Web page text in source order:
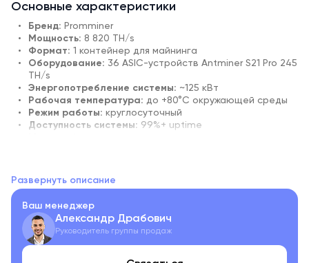
Основные характеристики
Бренд: Promminer
Мощность: 8 820 TH/s
Формат: 1 контейнер для майнинга
Оборудование: 36 ASIC-устройств Antminer S21 Pro 245
TH/s
Энергопотребление системы: ~125 кВт
Рабочая температура: до +80°C окружающей среды
Режим работы: круглосуточный
Доступность системы: 99%+ uptime
Комплектация
Майнинг-ферма PM Start — это полностью собранная и
готовая к запуску ферма для добычи цифровых активов.
Развернуть описание
Ваш менеджер
Александр Драбович
Руководитель группы продаж